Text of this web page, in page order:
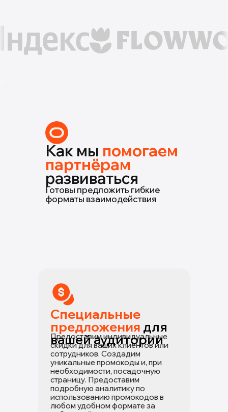
Как мы помогаем
партнёрам
развиваться
Готовы предложить гибкие
форматы взаимодействия
Специальные
предложения для
вашей аудитории
Предоставим индивидуальные
скидки для ваших клиентов или
сотрудников. Создадим
уникальные промокоды и, при
необходимости, посадочную
страницу. Предоставим
подробную аналитику по
использованию промокодов в
любом удобном формате за